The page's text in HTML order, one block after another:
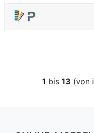
1 bis 13 (von